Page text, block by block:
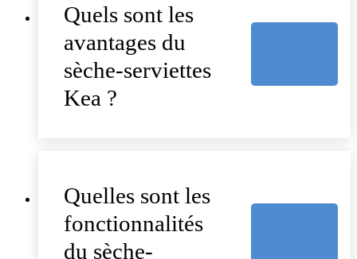
Quels sont les
avantages du
sèche-serviettes
Kea ?
Quelles sont les
fonctionnalités
du sèche-